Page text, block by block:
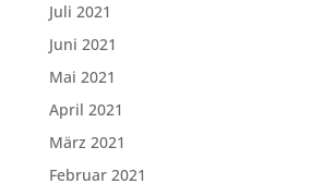
Juli 2021
Juni 2021
Mai 2021
April 2021
März 2021
Februar 2021